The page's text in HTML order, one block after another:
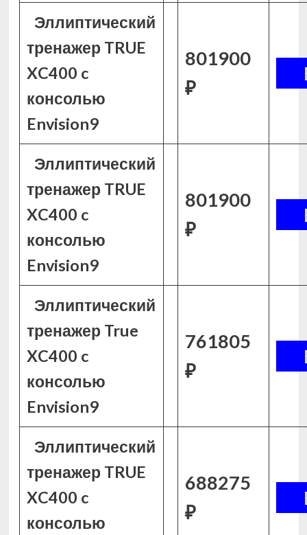
Эллиптический
тренажер TRUE
XC400 c
консолью
Envision9
801900
₽
Эллиптический
тренажер TRUE
XC400 c
консолью
Envision9
801900
₽
Эллиптический
тренажер True
XC400 c
консолью
Envision9
761805
₽
Эллиптический
тренажер TRUE
XC400 c
консолью
688275
₽